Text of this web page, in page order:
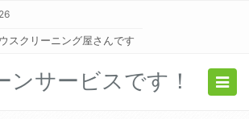
スクリーニング屋さんです
ンサービスです！